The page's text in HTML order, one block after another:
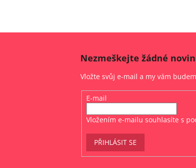
Nezmeškejte žádné
Vložte svůj e-mail a my vám
E-mail
Vložením e-mailu souhlasíte s
PŘIHLÁSIT SE